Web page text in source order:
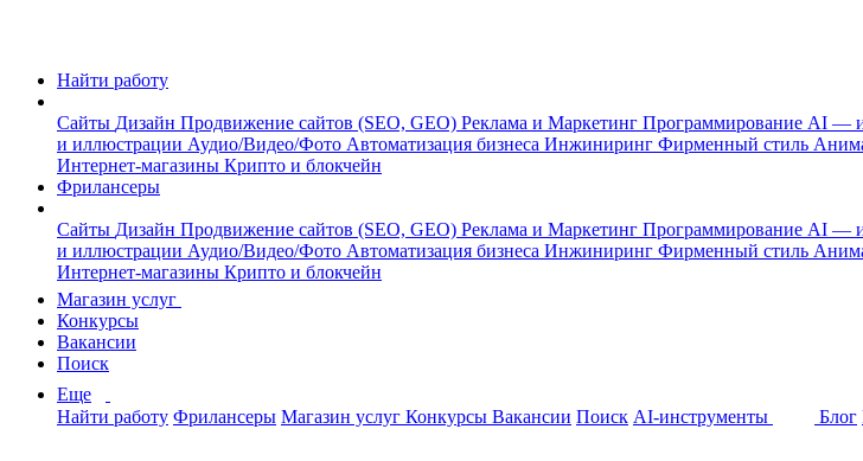
Найти работу
Сайты Дизайн Продвижение сайтов (SEO, GEO) Реклама и Маркетинг Программирование AI —
и иллюстрации Аудио/Видео/Фото Автоматизация бизнеса Инжиниринг Фирменный стиль
Интернет-магазины Крипто и блокчейн
Фрилансеры
Сайты Дизайн Продвижение сайтов (SEO, GEO) Реклама и Маркетинг Программирование AI —
и иллюстрации Аудио/Видео/Фото Автоматизация бизнеса Инжиниринг Фирменный стиль
Интернет-магазины Крипто и блокчейн
Магазин услуг
Конкурсы
Вакансии
Поиск
Еще
Найти работу Фрилансеры Магазин услуг Конкурсы Вакансии Поиск AI-инструменты Блог